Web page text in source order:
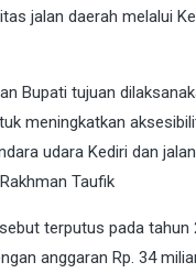
jalan daerah melalui
Bupati tujuan
meningkatkan
udara Kediri dan
Taufik
terputus pada tahun
anggaran Rp. 34